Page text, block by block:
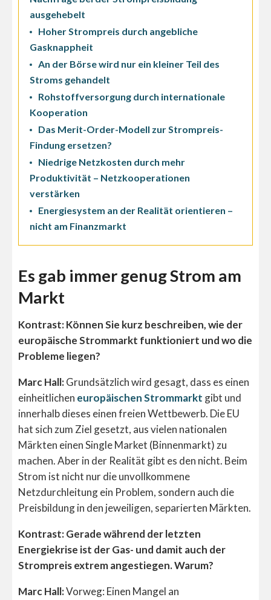
ausgehebelt
Hoher Strompreis durch angebliche
Gasknappheit
An der Börse wird nur ein kleiner Teil des
Stroms gehandelt
Rohstoffversorgung durch internationale
Kooperation
Das Merit-Order-Modell zur Strompreis-
Findung ersetzen?
Niedrige Netzkosten durch mehr
Produktivität – Netzkooperationen
verstärken
Energiesystem an der Realität orientieren –
nicht am Finanzmarkt
Es gab immer genug Strom am
Markt
Kontrast: Können Sie kurz beschreiben, wie der
europäische Strommarkt funktioniert und wo die
Probleme liegen?
Marc Hall:Grundsätzlich wird gesagt, dass es einen
einheitlichen europäischen Strommarkt gibt und
innerhalb dieses einen freien Wettbewerb. Die EU
hat sich zum Ziel gesetzt, aus vielen nationalen
Märkten einen Single Market (Binnenmarkt) zu
machen. Aber in der Realität gibt es den nicht. Beim
Strom ist nicht nur die unvollkommene
Netzdurchleitung ein Problem, sondern auch die
Preisbildung in den jeweiligen, separierten Märkten.
Kontrast: Gerade während der letzten
Energiekrise ist der Gas- und damit auch der
Strompreis extrem angestiegen. Warum?
Marc Hall:Vorweg: Einen Mangel an